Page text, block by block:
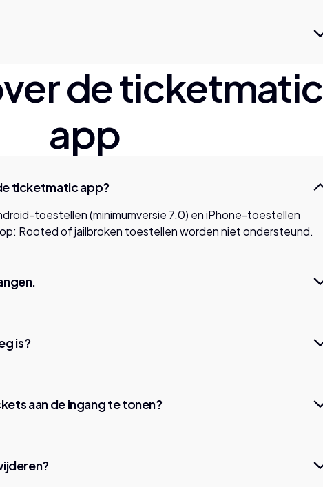
de ticketmatic
app
ticketmatic app?
toestellen (minimumversie 7.0) en iPhone-toestellen
Rooted of jailbroken toestellen worden niet ondersteund.
is?
aan de ingang te tonen?